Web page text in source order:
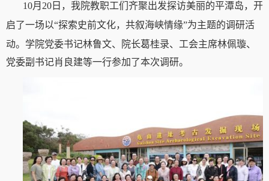
10月20日，我院教职工们齐聚出发探访美丽的平潭岛，开
启了一场以“探索史前文化，共叙海峡情缘”为主题的调研活
动。学院党委书记林鲁文、院长葛桂录、工会主席林佩璇、
党委副书记肖良建等一行参加了本次调研。